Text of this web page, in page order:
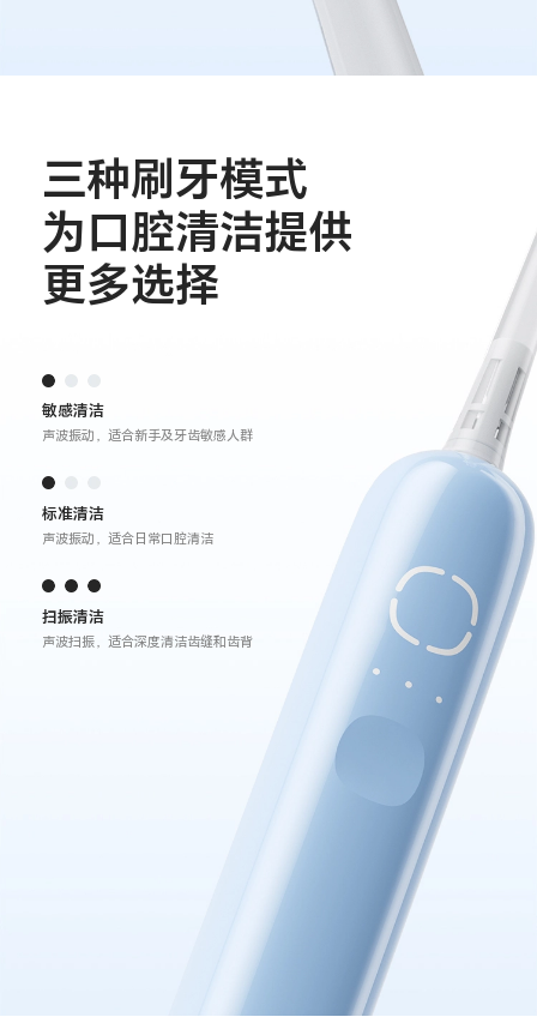
三种刷牙模式
为口腔清洁提供
更多选择
敏感清洁
声波振动，适合新手及牙齿敏感人群
标准清洁
声波振动，适合日常口腔清洁
扫振清洁
声波扫振，适合深度清洁齿缝和齿背